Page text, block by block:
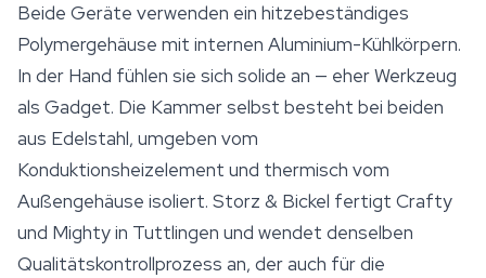
Beide Geräte verwenden ein hitzebeständiges
Polymergehäuse mit internen Aluminium-Kühlkörpern.
In der Hand fühlen sie sich solide an — eher Werkzeug
als Gadget. Die Kammer selbst besteht bei beiden
aus Edelstahl, umgeben vom
Konduktionsheizelement und thermisch vom
Außengehäuse isoliert. Storz & Bickel fertigt Crafty
und Mighty in Tuttlingen und wendet denselben
Qualitätskontrollprozess an, der auch für die